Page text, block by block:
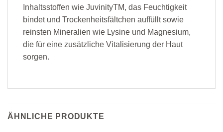
Inhaltsstoffen wie JuvinityTM, das Feuchtigkeit
bindet und Trockenheitsfältchen auffüllt sowie
reinsten Mineralien wie Lysine und Magnesium,
die für eine zusätzliche Vitalisierung der Haut
sorgen.
ÄHNLICHE PRODUKTE